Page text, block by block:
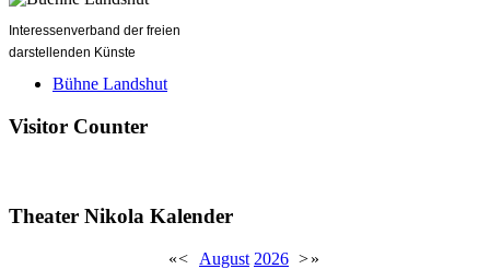
Interessenverband der freien
darstellenden Künste
Bühne Landshut
Visitor Counter
Theater Nikola Kalender
«< August 2026 >»